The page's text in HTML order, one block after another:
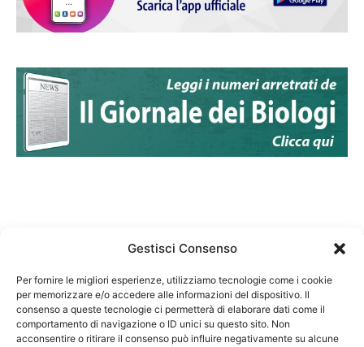
Gestisci Consenso
Per fornire le migliori esperienze, utilizziamo tecnologie come i cookie
per memorizzare e/o accedere alle informazioni del dispositivo. Il
consenso a queste tecnologie ci permetterà di elaborare dati come il
comportamento di navigazione o ID unici su questo sito. Non
acconsentire o ritirare il consenso può influire negativamente su alcune
Federazione Nazionale Degli Ordini dei Biologi:
codice fiscale 80069130583
Responsabile sito internet www.fnob.it: